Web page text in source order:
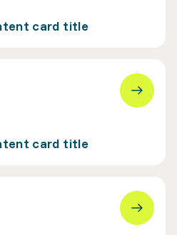
card title
card title